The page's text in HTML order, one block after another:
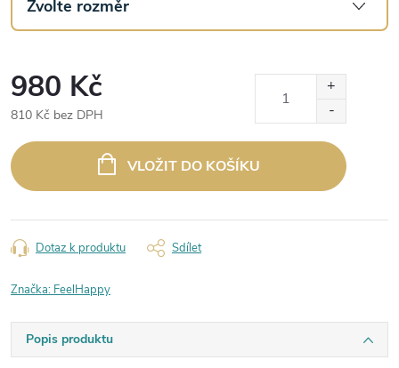
980 Kč
810 Kč bez DPH
cena:
VLOŽIT DO KOŠÍKU
Dotaz k produktu Sdílet
Značka: FeelHappy
Popis produktu